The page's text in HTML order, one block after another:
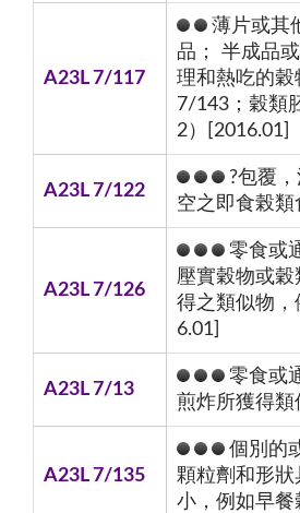
A23L 7/117
薄片或其
品； 半成品
理和熱吃的穀
7/143；穀類
2）[2016.01]
A23L 7/122
?包覆
空之即食榖類
A23L 7/126
零食或
壓實穀物或
得之類似物
6.01]
A23L 7/13
零食或
煎炸所獲得類
A23L 7/135
個別的
顆粒劑和形狀
小，例如早餐